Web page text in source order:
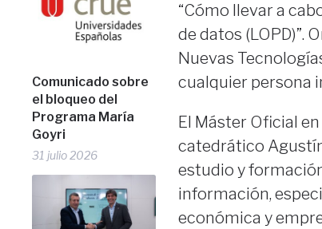
Comunicado sobre
el bloqueo del
Programa María
Goyri
31 julio 2026
“Cómo llevar a
de datos (LOPD)”.
Nuevas
cualquier persona
El Máster Oficial
catedrático
estudio y
información,
económica y